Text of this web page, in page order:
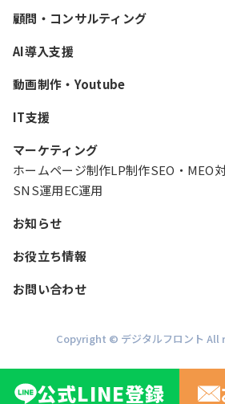
公式LINE登録
顧問・コンサルティング
AI導入支援
動画制作・Youtube
IT支援
マーケティング
ホームページ制作LP制作SEO・MEO
SNS運用EC運用
お知らせ
お役立ち情報
お問い合わせ
Copyright © デジタルフロント